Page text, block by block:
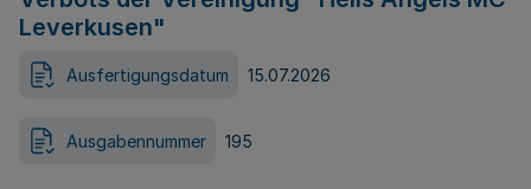
Leverkusen"
Ausfertigungsdatum 15.07.2026
Ausgabennummer 195